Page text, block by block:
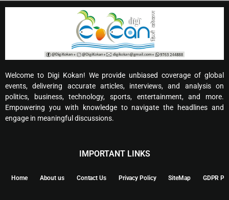
Welcome to Digi Kokan! We provide unbiased coverage of global
events, delivering accurate articles, interviews, and analysis on
politics, business, technology, sports, entertainment, and more.
Empowering you with knowledge to navigate the headlines and
engage in meaningful discussions.
IMPORTANT LINKS
Home About us Contact Us Privacy Policy SiteMap GDPR